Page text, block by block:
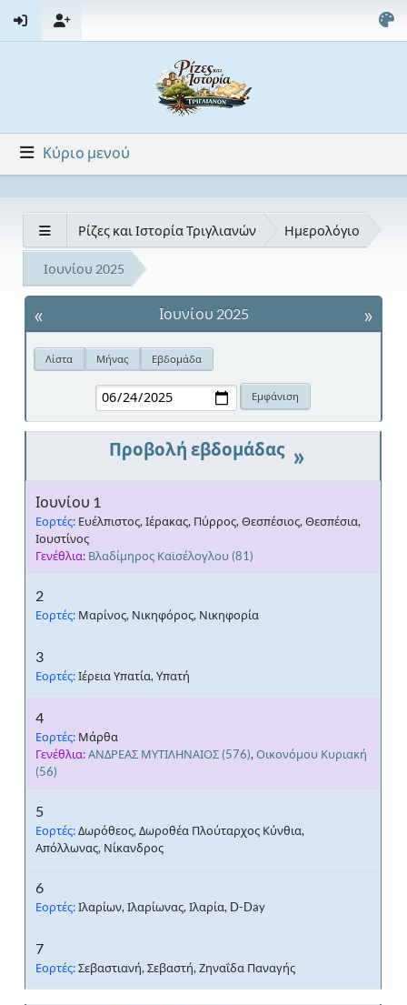
Κύριο μενού
Ρίζες και Ιστορία Τριγλιανών Ημερολόγιο
Ιουνίου 2025
« »
Ιουνίου 2025
Λίστα Μήνας Εβδομάδα
»
Ιουνίου 1
Εορτές: Ευέλπιστος, Ιέρακας, Πύρρος, Θεσπέσιος, Θεσπέσια,
Ιουστίνος
Γενέθλια: Βλαδίμηρος Καϊσέλογλου (81)
2
Εορτές: Μαρίνος, Νικηφόρος, Νικηφορία
3
Εορτές:Ιέρεια Υπατία, Υπατή
4
Εορτές: Μάρθα
Γενέθλια:ΑΝΔΡΕΑΣ ΜΥΤΙΛΗΝΑΙΟΣ (576), Οικονόμου Κυριακή
(56)
5
Εορτές:Δωρόθεος, Δωροθέα Πλούταρχος Κύνθια,
Απόλλωνας, Νίκανδρος
6
Εορτές:Ιλαρίων, Ιλαρίωνας, Ιλαρία, D-Day
7
Εορτές:Σεβαστιανή, Σεβαστή, Ζηναΐδα Παναγής